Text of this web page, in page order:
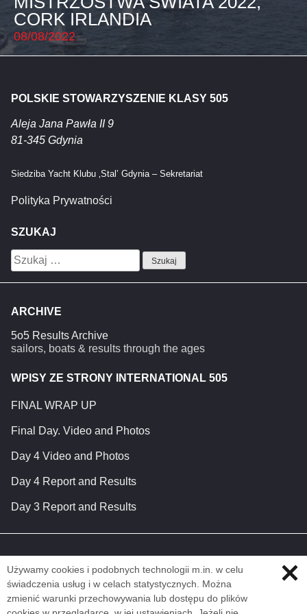
CORK IRLANDIA
08/08/2022
POLSKIE STOWARZYSZENIE KLASY 505
Aleja Jana Pawła II 9
81-345 Gdynia
Siedziba Yacht Klubu ‚Stal’ Gdynia – Sekretariat
Polityka Prywatności
SZUKAJ
Szukaj:
ARCHIVE
5o5 Results Archive
sailors, boats & results through the ages
WPISY ZE STRONY INTERNATIONAL 505
FINAL WRAP UP
Final Day. Video and Photos
Day 4 Video and Photos
Day 4 Report and Results
Day 3 Report and Results
Używamy cookies i podobnych technologii m.in. w celu
świadczenia usług i w celach statystycznych. Można
zmienić warunki przechowywania lub dostępu do plików